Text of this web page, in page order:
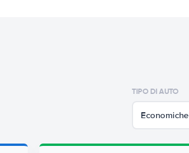
TIPO DI AUTO
Economiche